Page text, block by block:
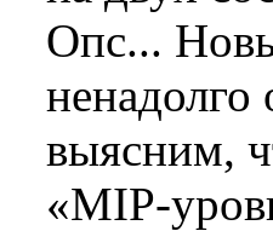
Опс...
ненадолго
выясним,
«MIP-